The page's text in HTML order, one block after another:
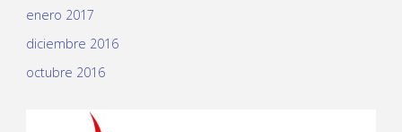
enero 2017
diciembre 2016
octubre 2016